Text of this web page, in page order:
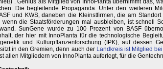
. Genius als Mitglied von InnoPlanta übernimmt das,
Die begleitende Propaganda. Unter den weiteren
und KWS, daneben die Kleinstfirmen, die am Standort
die Staatsförderungen mal ausbleiben, ist schnell
SunGene wurde zu 100 Prozent von BASF
der hier mit InnoPlanta für die technologische
und Kulturpflanzenforschung (IPK), auf dessen
in den Gremien, denn auch der Landkreis ist Mitglied
allen Mitgliedern von InnoPlanta auferlegt, für die